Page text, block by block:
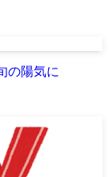
の陽気に